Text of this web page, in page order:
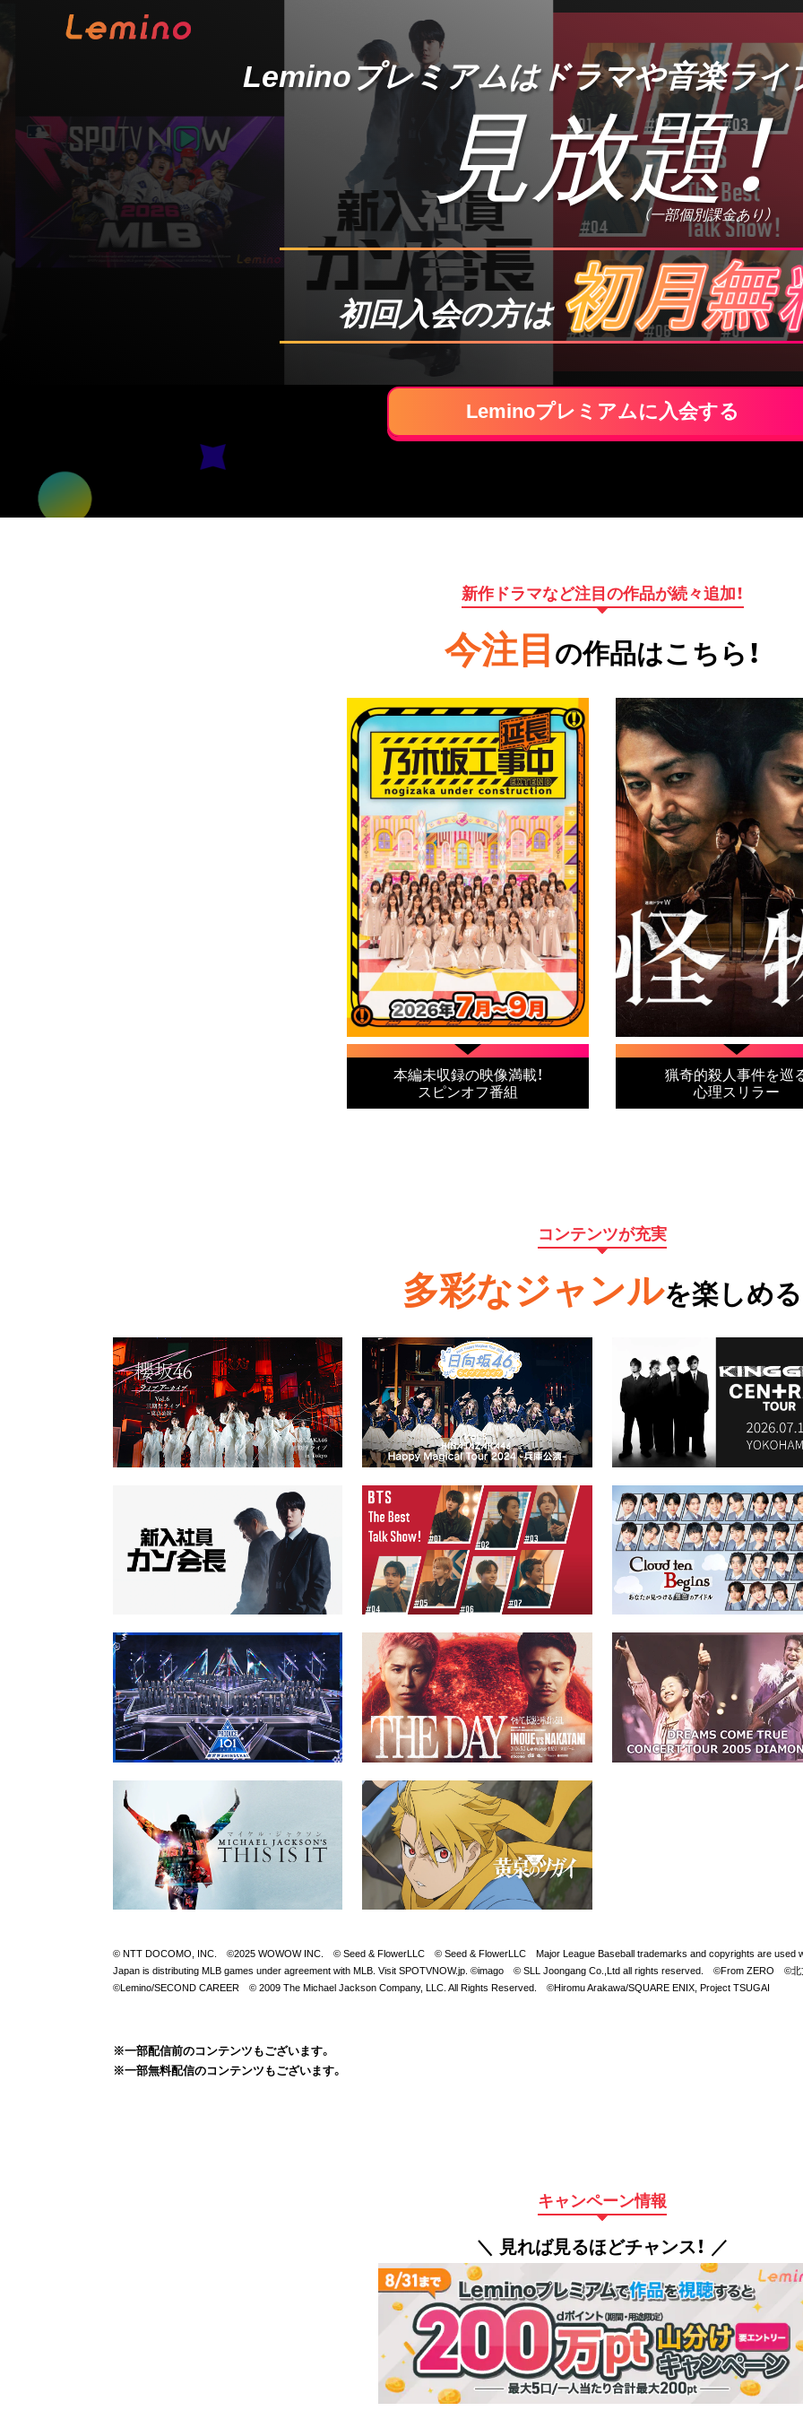
Leminoプレミアムはドラマや音楽ライ
見放題！
（一部個別課金あり）
初回入会の方は
Leminoプレミアムに入会する
新作ドラマなど注目の作品が続々追加！
今注目 の作品はこちら！
本編未収録の映像満載！
スピンオフ番組
猟奇的殺人事件を巡
心理スリラー
コンテンツが充実
多彩なジャンルを楽しめる
© NTT DOCOMO, INC. ©2025 WOWOW INC. © Seed & FlowerLLC © Seed & FlowerLLC Major League Baseball trademarks and copyrights are used
Japan is distributing MLB games under agreement with MLB. Visit SPOTVNOW.jp. ©imago © SLL Joongang Co.,Ltd all rights reserved. ©From ZERO
©Lemino/SECOND CAREER © 2009 The Michael Jackson Company, LLC. All Rights Reserved. ©Hiromu Arakawa/SQUARE ENIX, Project TSUGAI
※一部配信前のコンテンツもございます。
※一部無料配信のコンテンツもございます。
キャンペーン情報
＼ 見れば見るほどチャンス！ ／